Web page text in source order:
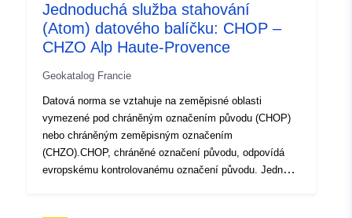
Typ:
Datový zdroj:
http://inspire.ec.europa.eu/
codelist/SpatialDataServiceType/
Jednoduchá služba stahování
(Atom) datového balíčku: CHOP –
CHZO Alp Haute-Provence
Geokatalog Francie
Datová norma se vztahuje na zeměpisné oblasti
vymezené pod chráněným označením původu (CHOP)
nebo chráněným zeměpisným označením
(CHZO).CHOP, chráněné označení původu, odpovídá
evropskému kontrolovanému označení původu. Jedná